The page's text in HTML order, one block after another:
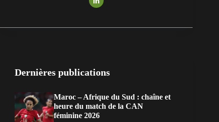
Dernières publications
Maroc – Afrique du Sud : chaîne et
heure du match de la CAN
féminine 2026